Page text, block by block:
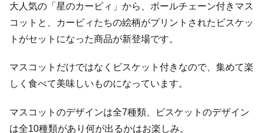
大人気の「星のカービィ」から、ボールチェーン付きマス
コットと、カービィたちの絵柄がプリントされたビスケッ
トがセットになった商品が新登場です。
マスコットだけではなくビスケット付きなので、集めて楽
しく食べて美味しいものになっています。
マスコットのデザインは全7種類、ビスケットのデザイン
は全10種類があり何が出るかはお楽しみ。